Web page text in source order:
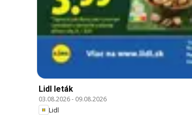
Lidl leták
03.08.2026- 09.08.2026
Lidl